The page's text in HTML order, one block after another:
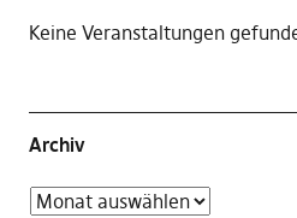
Keine Veranstaltungen
Archiv